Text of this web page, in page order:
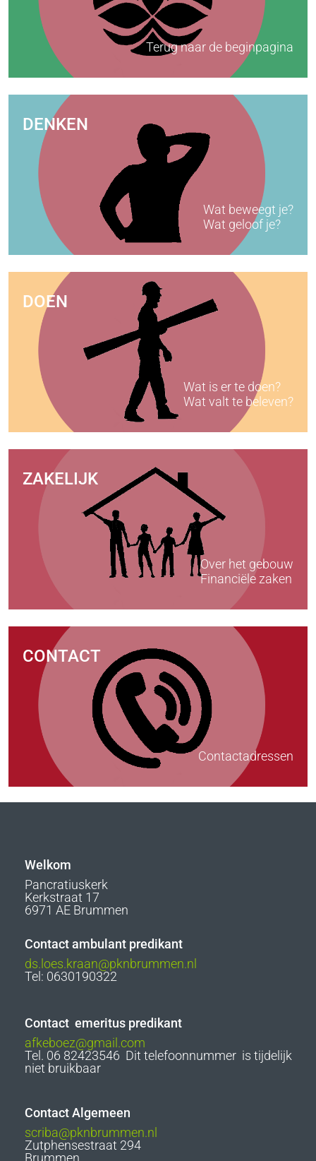
Terug naar de beginpagina
DENKEN
Wat beweegt je?
Wat geloof je?
DOEN
Wat is er te doen?
Wat valt te beleven?
ZAKELIJK
Over het gebouw
Financiële zaken
CONTACT
Contactadressen
Welkom
Pancratiuskerk
Kerkstraat 17
6971 AE Brummen
Contact ambulant predikant
ds.loes.kraan@pknbrummen.nl
Tel: 0630190322
Contact emeritus predikant
afkeboez@gmail.com
Tel. 06 82423546 Dit telefoonnummer is tijdelijk
niet bruikbaar
Contact Algemeen
scriba@pknbrummen.nl
Zutphensestraat 294
Brummen